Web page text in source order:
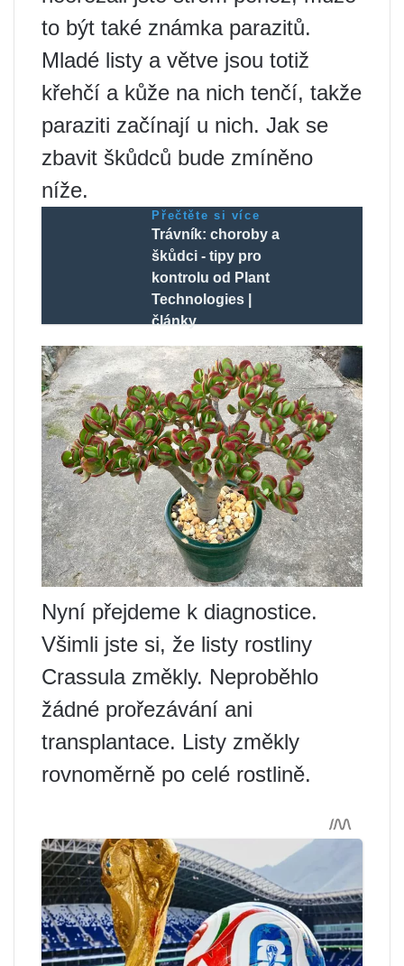
to být také známka parazitů.
Mladé listy a větve jsou totiž
křehčí a kůže na nich tenčí, takže
paraziti začínají u nich. Jak se
zbavit škůdců bude zmíněno
níže.
Přečtěte si více
Trávník: choroby a
škůdci - tipy pro
kontrolu od Plant
Technologies |
články
Nyní přejdeme k diagnostice.
Všimli jste si, že listy rostliny
Crassula změkly. Neproběhlo
žádné prořezávání ani
transplantace. Listy změkly
rovnoměrně po celé rostlině.